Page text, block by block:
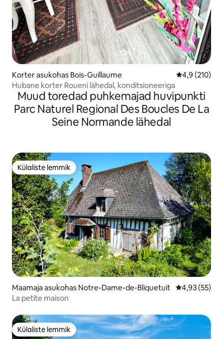
Korter asukohas Bois-Guillaume Keskmine
4,9 (210)
Hubane korter Roueni lähedal, konditsioneeriga
Muud toredad puhkemajad huvipunkti
Parc Naturel Regional Des Boucles De La
Seine Normande lähedal
Külaliste lemmik
Külaliste lemmik
Maamaja asukohas Notre-Dame-de-Bliquetuit Keskmine
4,93 (55)
La petite maison
Külaliste lemmik
Külaliste lemmik